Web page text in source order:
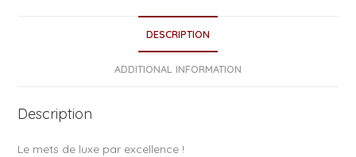
k
DESCRIPTION
ADDITIONAL INFORMATION
Description
Le mets de luxe par excellence !